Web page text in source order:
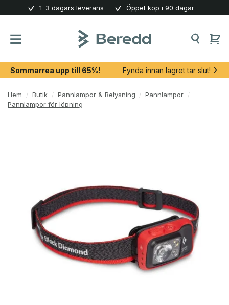
content
1–3 dagars leverans Öppet köp i 90 dagar
Sommarrea upp till 65%! Fynda innan lagret tar slut!
Hem / Butik / Pannlampor & Belysning / Pannlampor /
Pannlampor för löpning